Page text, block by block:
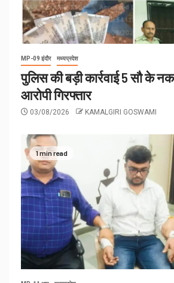
MP-09 इंदौर मध्यप्रदेश
पुलिस की बड़ी कार्रवाई 5 सौ के
आरोपी गिरफ्तार
03/08/2026 KAMALGIRI GOSWAMI
1 min read